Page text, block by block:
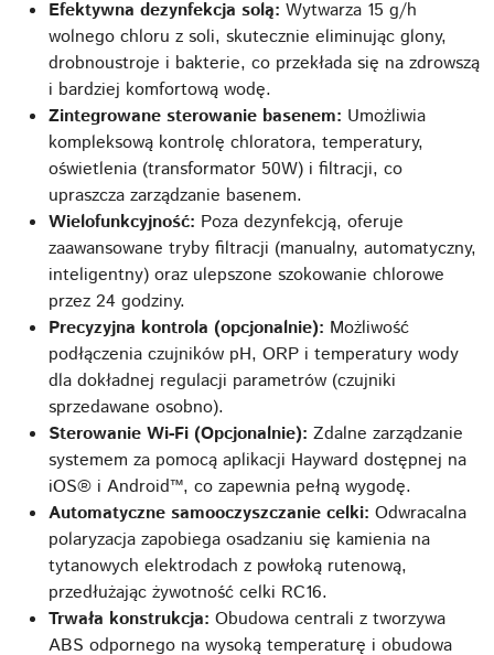
Efektywna dezynfekcja solą: Wytwarza 15 g/h
wolnego chloru z soli, skutecznie eliminując glony,
drobnoustroje i bakterie, co przekłada się na zdrowszą
i bardziej komfortową wodę.
Zintegrowane sterowanie basenem: Umożliwia
kompleksową kontrolę chloratora, temperatury,
oświetlenia (transformator 50W) i filtracji, co
upraszcza zarządzanie basenem.
Wielofunkcyjność: Poza dezynfekcją, oferuje
zaawansowane tryby filtracji (manualny, automatyczny,
inteligentny) oraz ulepszone szokowanie chlorowe
przez 24 godziny.
Precyzyjna kontrola (opcjonalnie): Możliwość
podłączenia czujników pH, ORP i temperatury wody
dla dokładnej regulacji parametrów (czujniki
sprzedawane osobno).
Sterowanie Wi-Fi (Opcjonalnie): Zdalne zarządzanie
systemem za pomocą aplikacji Hayward dostępnej na
iOS® i Android™, co zapewnia pełną wygodę.
Automatyczne samooczyszczanie celki: Odwracalna
polaryzacja zapobiega osadzaniu się kamienia na
tytanowych elektrodach z powłoką rutenową,
przedłużając żywotność celki RC16.
Trwała konstrukcja: Obudowa centrali z tworzywa
ABS odpornego na wysoką temperaturę i obudowa